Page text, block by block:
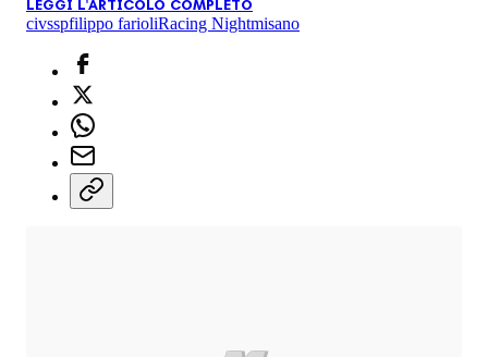
LEGGI L'ARTICOLO COMPLETO
civsspfilippo farioliRacing Nightmisano